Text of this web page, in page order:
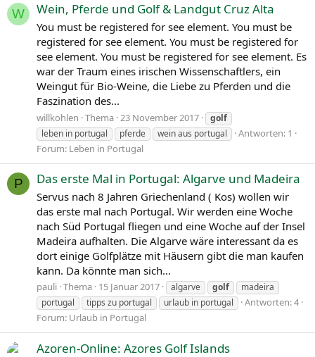
W Wein, Pferde und Golf & Landgut Cruz Alta
You must be registered for see element. You must be
registered for see element. You must be registered for
see element. You must be registered for see element. Es
war der Traum eines irischen Wissenschaftlers, ein
Weingut für Bio-Weine, die Liebe zu Pferden und die
Faszination des...
willkohlen Thema 23 November 2017
golf
leben in portugal
pferde wein aus portugal
Antworten: 1
Forum: Leben in Portugal
P Das erste Mal in Portugal: Algarve und Madeira
Servus nach 8 Jahren Griechenland ( Kos) wollen wir
das erste mal nach Portugal. Wir werden eine Woche
nach Süd Portugal fliegen und eine Woche auf der Insel
Madeira aufhalten. Die Algarve wäre interessant da es
dort einige Golfplätze mit Häusern gibt die man kaufen
kann. Da könnte man sich...
pauli Thema 15 Januar 2017 algarve golf
madeira
portugal
tipps zu portugal urlaub in portugal
Antworten: 4
Forum: Urlaub in Portugal
Azoren-Online: Azores Golf Islands